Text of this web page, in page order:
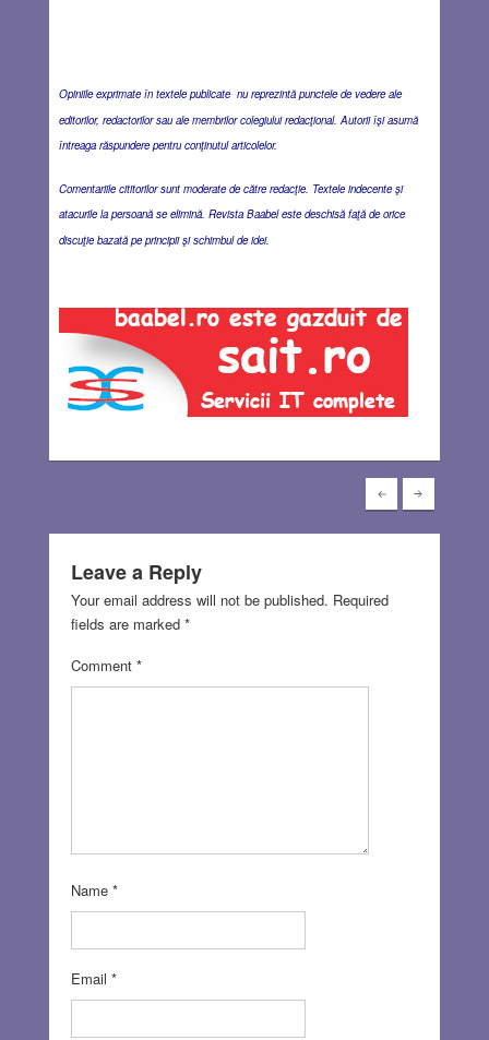
Opiniile exprimate în textele publicate nu reprezintă punctele de vedere ale
editorilor, redactorilor sau ale membrilor colegiului redacţional. Autorii îşi asumă
întreaga răspundere pentru conţinutul articolelor.
Comentariile cititorilor sunt moderate de către redacţie. Textele indecente şi
atacurile la persoană se elimină. Revista Baabel este deschisă faţă de orice
discuţie bazată pe principii şi schimbul de idei.
Leave a Reply
Your email address will not be published. Required
fields are marked *
Comment *
Name *
Email *